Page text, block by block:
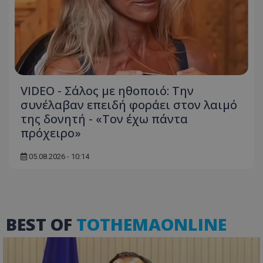
VIDEO - Σάλος με ηθοποιό: Την
συνέλαβαν επειδή φοράει στον λαιμό
της δονητή - «Τον έχω πάντα
πρόχειρο»
05.08.2026 - 10:14
BEST OF TOTHEMAONLINE
VISITOR_PRIVACY_METADATA